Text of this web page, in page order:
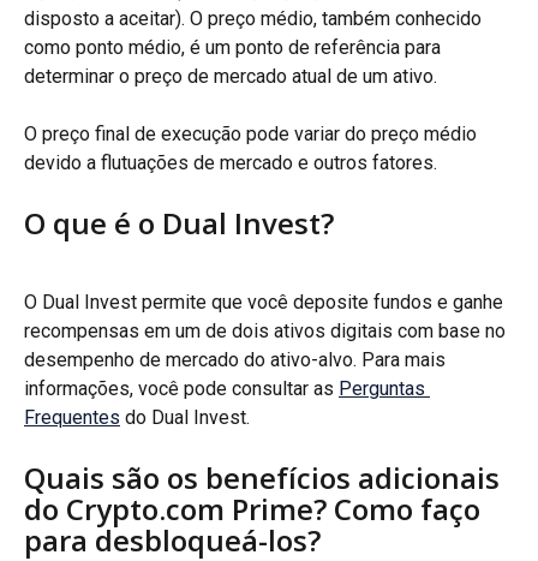
disposto a aceitar). O preço médio, também conhecido
como ponto médio, é um ponto de referência para
determinar o preço de mercado atual de um ativo.
O preço final de execução pode variar do preço médio
devido a flutuações de mercado e outros fatores.
O que é o Dual Invest?
O Dual Invest permite que você deposite fundos e ganhe
recompensas em um de dois ativos digitais com base no
desempenho de mercado do ativo-alvo. Para mais
informações, você pode consultar as Perguntas
Frequentes do Dual Invest.
Quais são os benefícios adicionais
do Crypto.com Prime? Como faço
para desbloqueá-los?